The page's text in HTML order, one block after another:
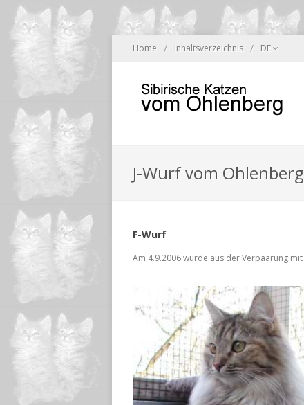
Home / Inhaltsverzeichnis / DE
J-Wurf vom Ohlenberg
F-Wurf
Am 4.9.2006 wurde aus der Verpaarung